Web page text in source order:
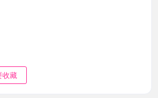
收藏